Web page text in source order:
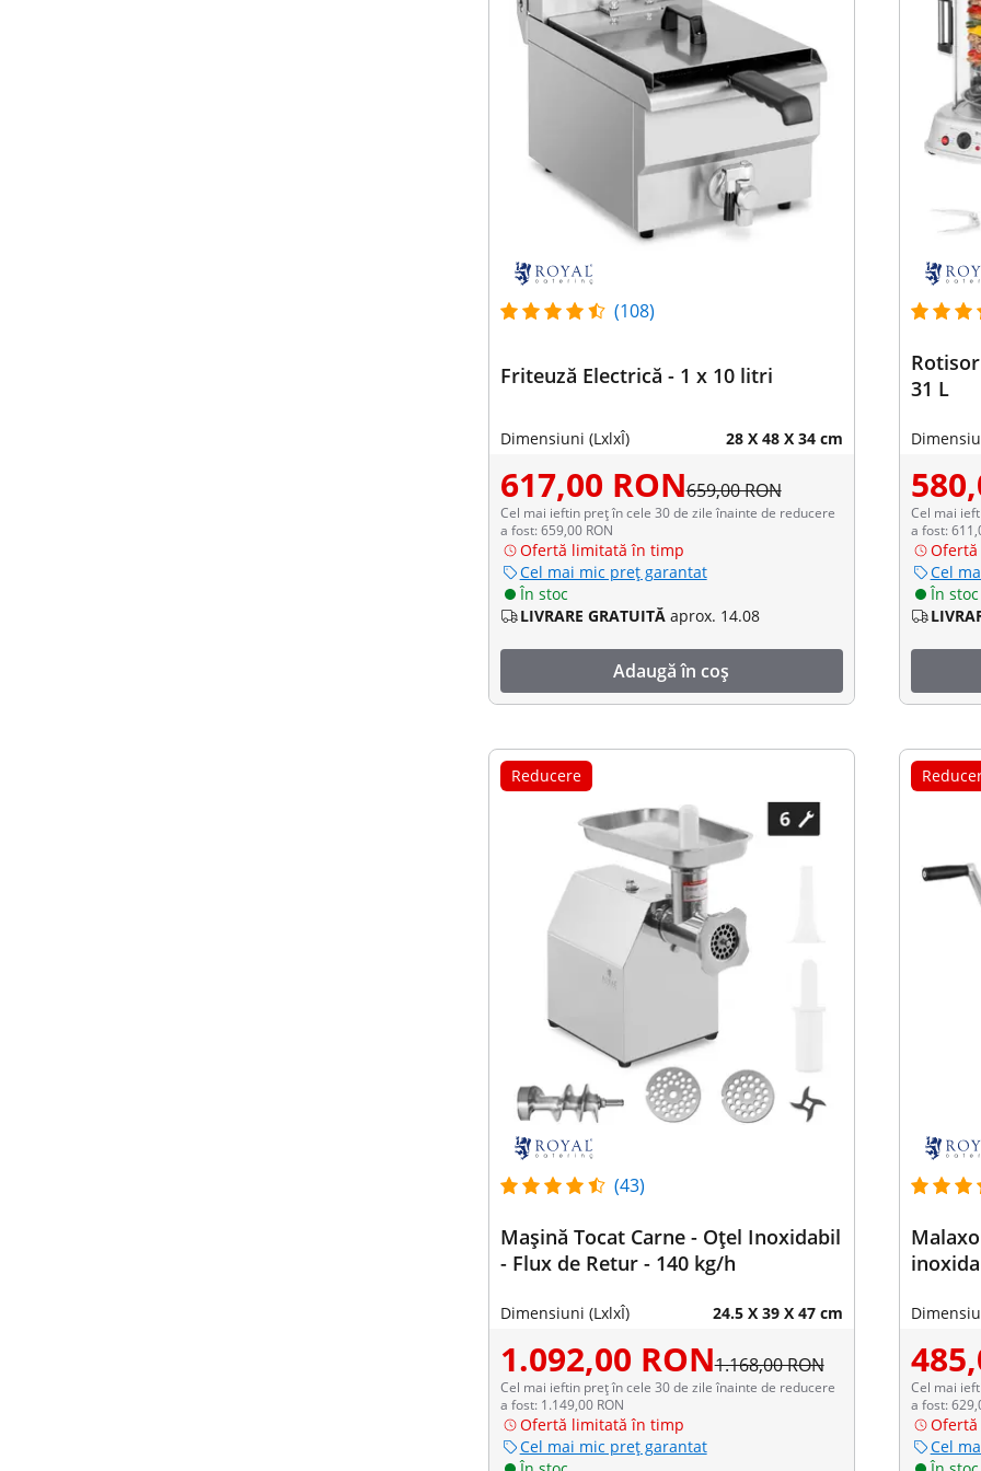
(108)
Friteuză Electrică - 1 x 10 litri
Dimensiuni (LxlxÎ) 28 X 48 X 34 cm
617,00 RON659,00 RON
Cel mai ieftin preț în cele 30 de zile înainte de reducere
a fost: 659,00 RON
Ofertă limitată în timp
Cel mai mic preț garantat
În stoc
LIVRARE GRATUITĂ aprox. 14.08
Adaugă în coș
31 L
Cel mai
a fost:
Cel
În stoc
Reducere
(43)
Mașină Tocat Carne - Oțel Inoxidabil
- Flux de Retur - 140 kg/h
Dimensiuni (LxlxÎ) 24.5 X 39 X 47 cm
1.092,00 RON1.168,00 RON
Cel mai ieftin preț în cele 30 de zile înainte de reducere
a fost: 1.149,00 RON
Ofertă limitată în timp
Cel mai mic preț garantat
Cel mai
a fost:
Cel